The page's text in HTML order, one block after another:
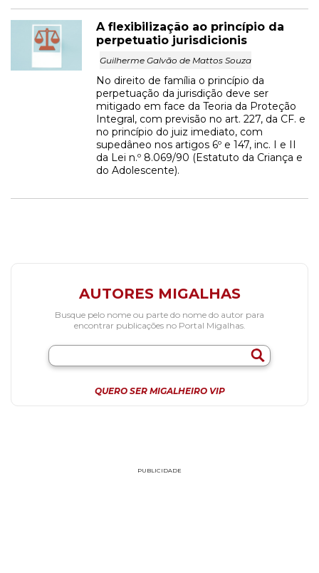
A flexibilização ao princípio da
perpetuatio jurisdicionis
Guilherme Galvão de Mattos Souza
No direito de família o princípio da
perpetuação da jurisdição deve ser
mitigado em face da Teoria da Proteção
Integral, com previsão no art. 227, da CF. e
no princípio do juiz imediato, com
supedâneo nos artigos 6º e 147, inc. I e II
da Lei n.º 8.069/90 (Estatuto da Criança e
do Adolescente).
AUTORES MIGALHAS
Busque pelo nome ou parte do nome do autor para
encontrar publicações no Portal Migalhas.
QUERO SER MIGALHEIRO VIP
PUBLICIDADE